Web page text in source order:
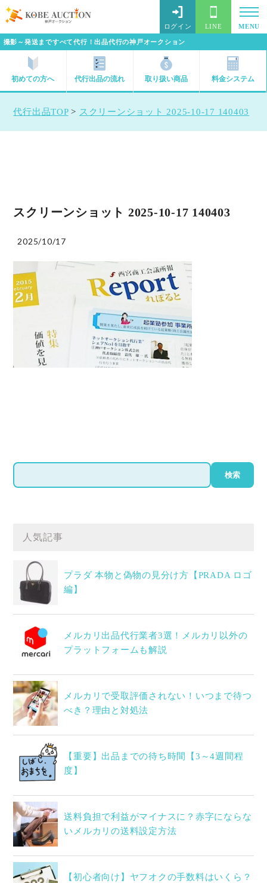
撮影～発送まですべて代行！出品代行の神戸オークション
ログイン LINE MENU
初めての方へ 代行出品の流れ 取り扱い商品 料金システム
代行出品TOP> スクリーンショット 2025-10-17 140403
スクリーンショット 2025-10-17 140403
2025/10/17
検
索
検索
人気記事
プラダ 本物と偽物の見分け方【PRADA ロゴ
編】
メルカリ出品代行業者3選！メルカリ以外の
プラットフォームも解説
メルカリで受取評価されない！いつまで待つ
べき？理由と対処法
【重要】出品までの待ち時間【3～4週間程
度】
送料負担で利益がマイナスに？赤字にならな
いメルカリの送料設定方法
【初心者向け】ヤフオクの手数料はいくら？